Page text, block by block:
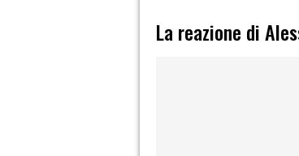
La reazione di